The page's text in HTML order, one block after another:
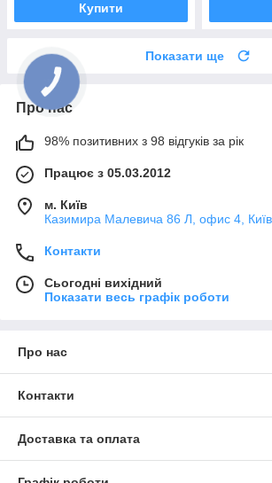
Купити
Показати ще
Про нас
98% позитивних з 98 відгуків за рік
Працює з 05.03.2012
м. Київ
Казимира Малевича 86 Л, офис 4,
Контакти
Сьогодні вихідний
Показати весь графік роботи
Про нас
Контакти
Доставка та оплата